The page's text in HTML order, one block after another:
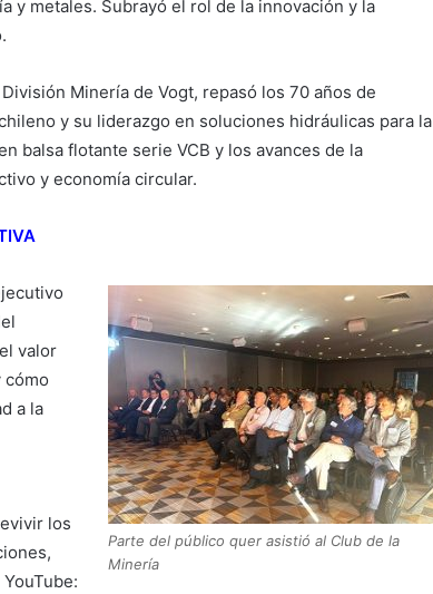
y metales. Subrayó el rol de la innovación y la
Minería de Vogt, repasó los 70 años de
y su liderazgo en soluciones hidráulicas para la
balsa flotante serie VCB y los avances de la
y economía circular.
Parte del público quer asistió al Club de la
Minería
valor
cómo
a la
los